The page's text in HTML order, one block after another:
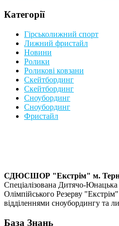
Категорії
Гірськолижний спорт
Лижний фристайл
Новини
Ролики
Роликові ковзани
Скейтбординг
Скейтбординг
Сноубординг
Сноубординг
Фристайл
СДЮСШОР "Екстрім" м.
Спеціалізована Дитячо-
Олімпійського Резерву "Екстрім"
відділеннями сноубордингу та
База Знань